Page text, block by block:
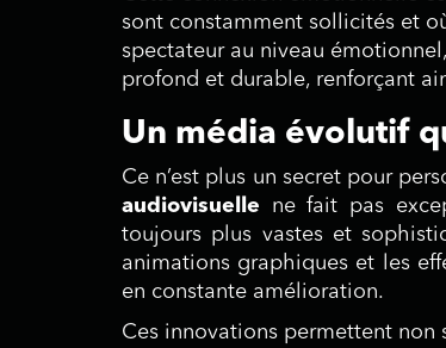
sont constamment sollicités et
spectateur au niveau
profond et durable, renforçant
Un média évolutif
Ce n’est plus un secret pour
audiovisuelle ne fait pas
toujours plus vastes et
animations graphiques et les
en constante amélioration.
Ces innovations permettent non